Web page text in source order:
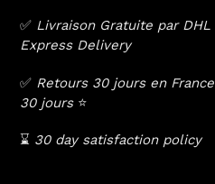
✅ Livraison Gratuite par DHL
Express Delivery
✅ Retours 30 jours en France
30 jours ⭐️
⌛️ 30 day satisfaction policy